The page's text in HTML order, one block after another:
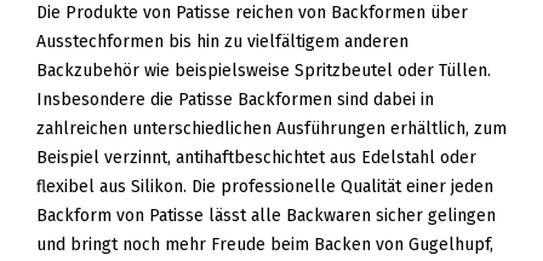
Die Produkte von Patisse reichen von Backformen über
Ausstechformen bis hin zu vielfältigem anderen
Backzubehör wie beispielsweise Spritzbeutel oder Tüllen.
Insbesondere die Patisse Backformen sind dabei in
zahlreichen unterschiedlichen Ausführungen erhältlich, zum
Beispiel verzinnt, antihaftbeschichtet aus Edelstahl oder
flexibel aus Silikon. Die professionelle Qualität einer jeden
Backform von Patisse lässt alle Backwaren sicher gelingen
und bringt noch mehr Freude beim Backen von Gugelhupf,